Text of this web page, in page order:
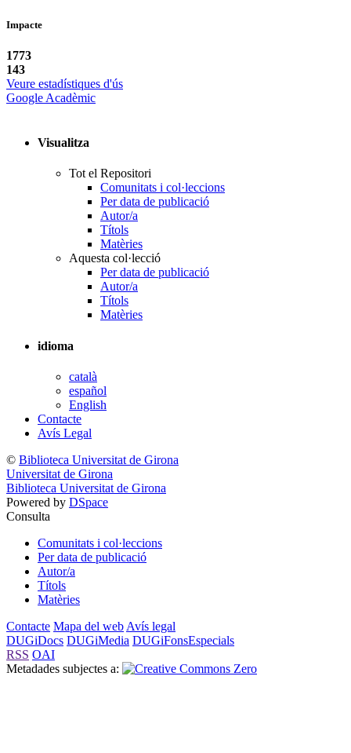
Impacte
1773
143
Veure estadístiques d'ús
Google Acadèmic
Visualitza
Tot el Repositori
Comunitats i col·leccions
Per data de publicació
Autor/a
Títols
Matèries
Aquesta col·lecció
Per data de publicació
Autor/a
Títols
Matèries
idioma
català
español
English
Contacte
Avís Legal
© Biblioteca Universitat de Girona
Universitat de Girona
Biblioteca Universitat de Girona
Powered by DSpace
Consulta
Comunitats i col·leccions
Per data de publicació
Autor/a
Títols
Matèries
Contacte Mapa del web Avís legal
DUGiDocs DUGiMedia DUGiFonsEspecials
RSS OAI
Metadades subjectes a: